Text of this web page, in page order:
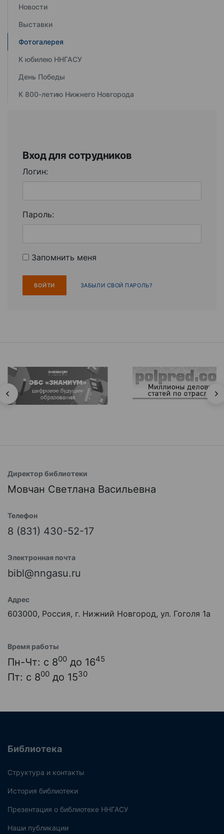
Новости
Выставки
Фотогалерея
К юбилею ННГАСУ
День Победы
К 800-летию Нижнего Новгорода
Вход для сотрудников
Логин:
Пароль:
Запомнить меня
ЗАБЫЛИ СВОЙ ПАРОЛЬ?
Директор библиотеки
Мовчан Светлана Васильевна
Телефон
8 (831) 430-52-17
Электронная почта
bibl@nngasu.ru
Адрес
603000, Россия, г. Нижний Новгород, ул. Гоголя 1а
Время работы
Пн-Чт: с 800 до 1645
Пт: с 800 до 1530
Библиотека
Структура и контакты
История библиотеки
Презентация о библиотеке ННГАСУ
Наши публикации